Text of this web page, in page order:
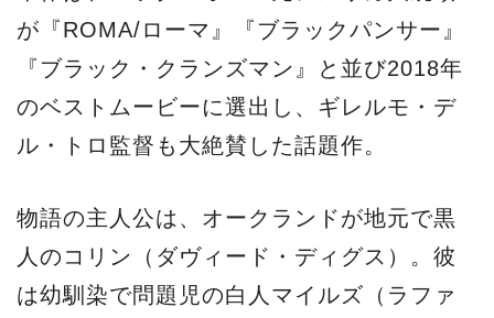
が『ROMA/ローマ』『ブラックパンサー』
『ブラック・クランズマン』と並び2018年
のベストムービーに選出し、ギレルモ・デ
ル・トロ監督も大絶賛した話題作。
物語の主人公は、オークランドが地元で黒
人のコリン（ダヴィード・ディグス）。彼
は幼馴染で問題児の白人マイルズ（ラファ